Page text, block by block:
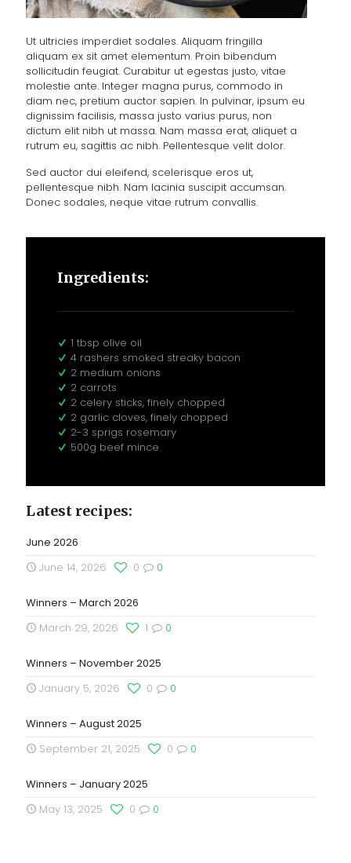
Ut ultricies imperdiet sodales. Aliquam fringilla
aliquam ex sit amet elementum. Proin bibendum
sollicitudin feugiat. Curabitur ut egestas justo, vitae
molestie ante. Integer magna purus, commodo in
diam nec, pretium auctor sapien. In pulvinar, ipsum eu
dignissim facilisis, massa justo varius purus, non
dictum elit nibh ut massa. Nam massa erat, aliquet a
rutrum eu, sagittis ac nibh. Pellentesque velit dolor.
Sed auctor dui eleifend, scelerisque eros ut,
pellentesque nibh. Nam lacinia suscipit accumsan.
Donec sodales, neque vitae rutrum convallis.
Ingredients:
1 tbsp olive oil
4 rashers smoked streaky bacon
2 medium onions
2 carrots
2 celery sticks, finely chopped
2 garlic cloves, finely chopped
2-3 sprigs rosemary
500g beef mince
Latest recipes:
June 2026
June 14, 2026
0
0
Winners – March 2026
March 29, 2026
0
1
Winners – November 2025
January 5, 2026
0
0
Winners – August 2025
September 21, 2025
0
0
Winners – January 2025
May 13, 2025
0
0